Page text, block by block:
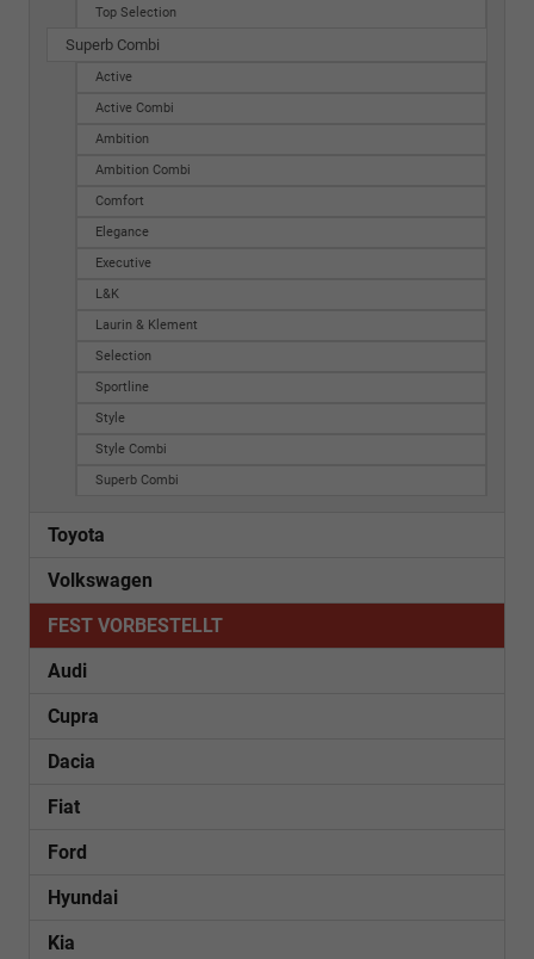
Top Selection
Superb Combi
Active
Active Combi
Ambition
Ambition Combi
Comfort
Elegance
Executive
L&K
Laurin & Klement
Selection
Sportline
Style
Style Combi
Superb Combi
Toyota
Volkswagen
FEST VORBESTELLT
Audi
Cupra
Dacia
Fiat
Ford
Hyundai
Kia